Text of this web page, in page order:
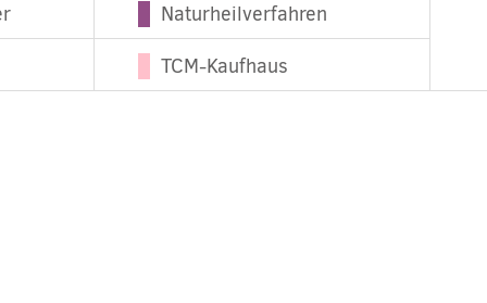
Naturheilverfahren
TCM-Kaufhaus